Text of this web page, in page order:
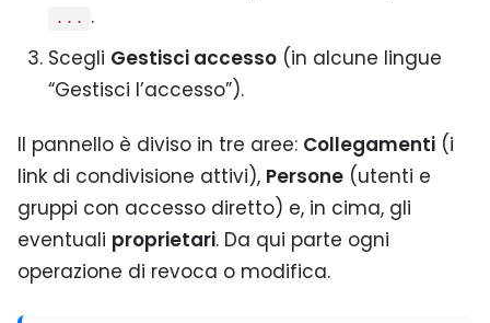
... .
Scegli Gestisci accesso(in alcune lingue
“Gestisci l’accesso”).
Il pannello è diviso in tre aree: Collegamenti (i
link di condivisione attivi), Persone (utenti e
gruppi con accesso diretto) e, in cima, gli
eventuali proprietari. Da qui parte ogni
operazione di revoca o modifica.